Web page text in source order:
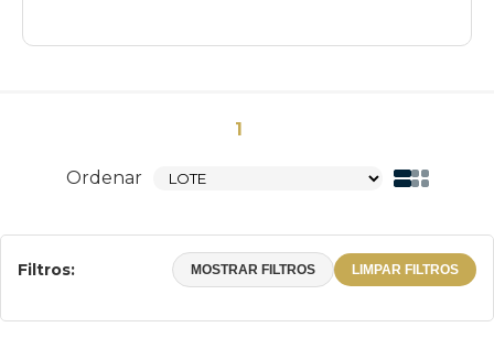
1
Ordenar
Filtros: MOSTRAR FILTROS LIMPAR FILTROS